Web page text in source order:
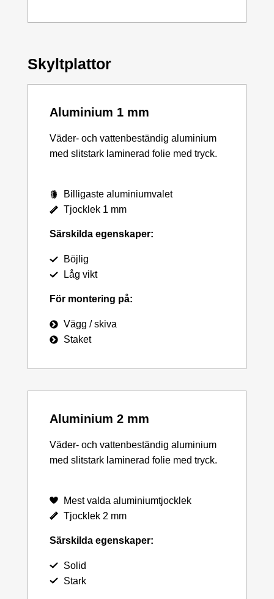
Skyltplattor
Aluminium 1 mm
Väder- och vattenbeständig aluminium
med slitstark laminerad folie med tryck.
Billigaste aluminiumvalet
Tjocklek 1 mm
Särskilda egenskaper:
Böjlig
Låg vikt
För montering på:
Vägg / skiva
Staket
Aluminium 2 mm
Väder- och vattenbeständig aluminium
med slitstark laminerad folie med tryck.
Mest valda aluminiumtjocklek
Tjocklek 2 mm
Särskilda egenskaper:
Solid
Stark